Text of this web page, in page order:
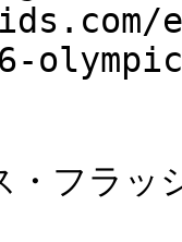
フラッ